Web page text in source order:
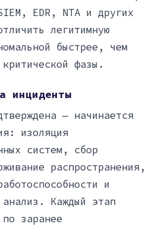
EDR, NTA и других
легитимную
быстрее, чем
фазы.
инциденты
— начинается
изоляция
систем, сбор
распространения,
и
анализ. Каждый этап
заранее